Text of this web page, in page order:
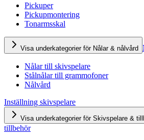
Pickuper
Pickupmontering
Tonarmsskal
Visa underkategorier för Nålar & nålvård
Nålar till skivspelare
Stålnålar till grammofoner
Nålvård
Inställning skivspelare
Visa underkategorier för Skivspelare &
tillbehör